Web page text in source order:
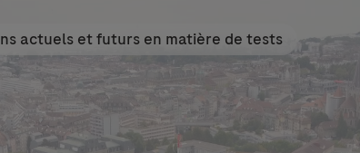
actuels et futurs en matière de tests